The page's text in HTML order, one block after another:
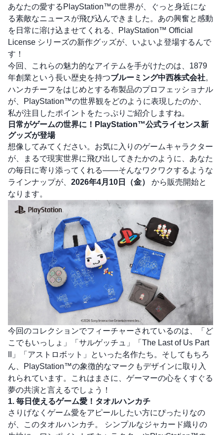
あなたの愛するPlayStation™の世界が、ぐっと身近にな
る素敵なニュースが飛び込んできました。あの興奮と感動
を日常に溶け込ませてくれる、PlayStation™ Official
License シリーズの新作グッズが、いよいよ登場するんで
す！
今回、これらの魅力的なアイテムを手がけたのは、1879
年創業という長い歴史を持つブルーミング中西株式会社。
ハンカチーフをはじめとする布製品のプロフェッショナル
が、PlayStation™の世界観をどのように表現したのか、
私が注目したポイントをたっぷりご紹介しますね。
日常がゲームの世界に！PlayStation™公式ライセンス新
グッズが登場
想像してみてください。お気に入りのゲームキャラクター
が、まるで現実世界に飛び出してきたかのように、あなた
の毎日に寄り添ってくれる――そんなワクワクするような
ラインナップが、 2026年4月10日（金）
から販売開始と
なります。
今回のコレクションでフィーチャーされているのは、「ど
こでもいっしょ」「サルゲッチュ」「The Last of Us Part
II」「アストロボット」といった名作たち。そしてもちろ
ん、PlayStation™の象徴的なマークもデザインに取り入
れられています。これはまさに、ゲーマーの心をくすぐる
夢の共演と言えるでしょう！
1. 毎日使えるゲーム愛！タオルハンカチ
さりげなくゲーム愛をアピールしたい方にぴったりなの
が、このタオルハンカチ。 シンプルなジャカード織りの